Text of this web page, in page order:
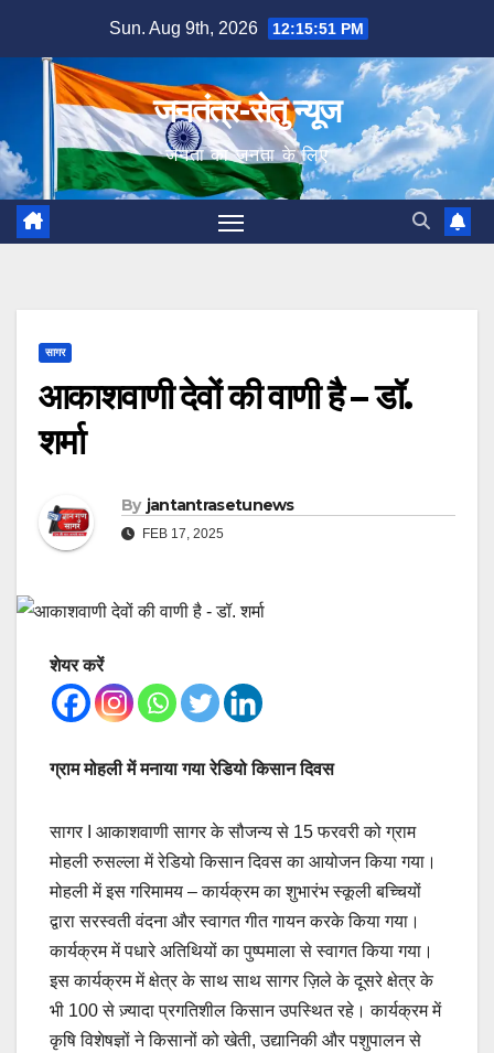
content
Sun. Aug 9th, 2026 12:15:52 PM
जनतंत्र-सेतु न्यूज
जनता का जनता के लिए
सागर
आकाशवाणी देवों की वाणी है – डॉ.
शर्मा
By jantantrasetunews
FEB 17, 2025
शेयर करें
ग्राम मोहली में मनाया गया रेडियो किसान दिवस
सागर I आकाशवाणी सागर के सौजन्य से 15 फरवरी को ग्राम
मोहली रुसल्ला में रेडियो किसान दिवस का आयोजन किया गया।
मोहली में इस गरिमामय – कार्यक्रम का शुभारंभ स्कूली बच्चियों
द्वारा सरस्वती वंदना और स्वागत गीत गायन करके किया गया।
कार्यक्रम में पधारे अतिथियों का पुष्पमाला से स्वागत किया गया।
इस कार्यक्रम में क्षेत्र के साथ साथ सागर ज़िले के दूसरे क्षेत्र के
भी 100 से ज़्यादा प्रगतिशील किसान उपस्थित रहे। कार्यक्रम में
कृषि विशेषज्ञों ने किसानों को खेती, उद्यानिकी और पशुपालन से